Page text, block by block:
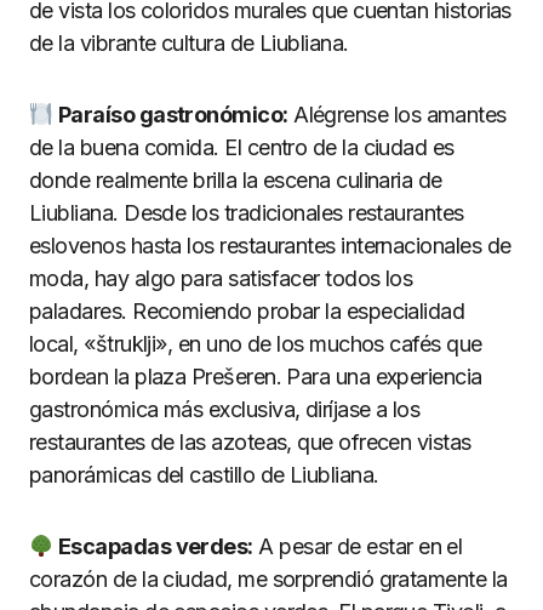
de vista los coloridos murales que cuentan historias
de la vibrante cultura de Liubliana.
Paraíso gastronómico: Alégrense los amantes
de la buena comida. El centro de la ciudad es
donde realmente brilla la escena culinaria de
Liubliana. Desde los tradicionales restaurantes
eslovenos hasta los restaurantes internacionales de
moda, hay algo para satisfacer todos los
paladares. Recomiendo probar la especialidad
local, «štruklji», en uno de los muchos cafés que
bordean la plaza Prešeren. Para una experiencia
gastronómica más exclusiva, diríjase a los
restaurantes de las azoteas, que ofrecen vistas
panorámicas del castillo de Liubliana.
Escapadas verdes: A pesar de estar en el
corazón de la ciudad, me sorprendió gratamente la